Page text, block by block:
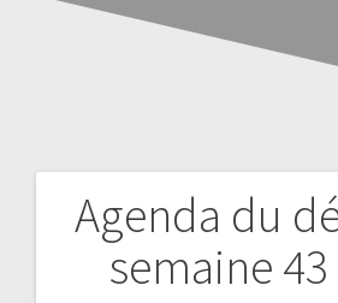
Agenda du
semaine